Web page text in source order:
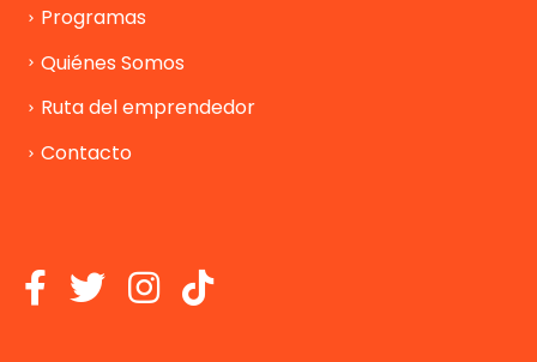
Programas
Quiénes Somos
Ruta del emprendedor
Contacto